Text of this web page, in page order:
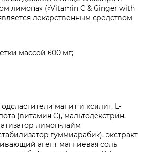
качества
лимона» («Vitamin C & Ginger with
лекарственным средством
массой 600 мг;
манит и ксилит, L-
(витамин С), мальтодекстрин,
лимон-лайм
гуммиарабик), экстракт
агент магниевая соль